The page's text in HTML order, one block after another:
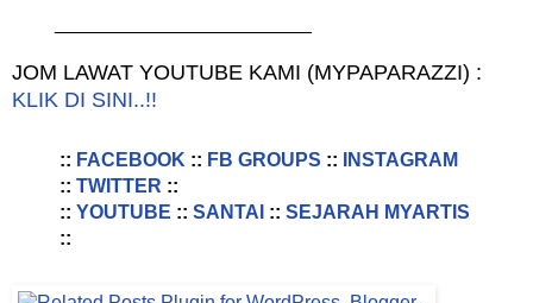
JOM LAWAT YOUTUBE KAMI (MYPAPARAZZI) :
KLIK DI SINI..!!
:: FACEBOOK :: FB GROUPS ::
INSTAGRAM
:: TWITTER ::
:: YOUTUBE :: SANTAI :: SEJARAH MYARTIS
::